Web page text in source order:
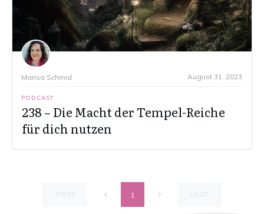
Marisa Schmid August 31, 2023
PODCAST
238 – Die Macht der Tempel-Reiche
für dich nutzen
FIRST 1 LAST